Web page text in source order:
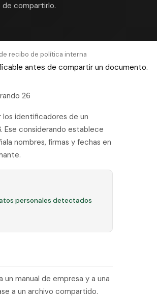
compartirlo.
recibo de política interna
antes de compartir un documento.
26
identificadores de un
Ese considerando establece
nombres, firmas y fechas en
personales detectados
manual de empresa y a una
a un archivo compartido.